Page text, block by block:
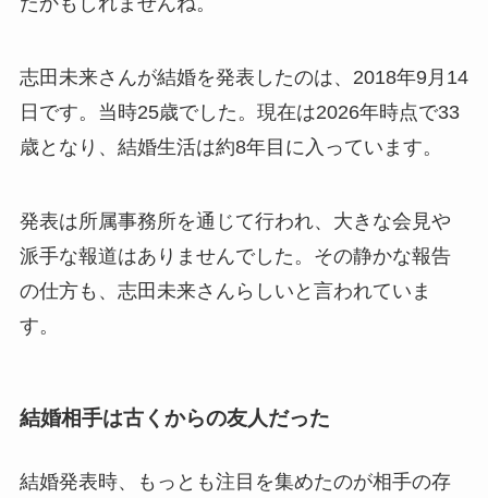
志田未来さんが結婚を発表したのは、2018年9月14
日です。当時25歳でした。現在は2026年時点で33
歳となり、結婚生活は約8年目に入っています。
発表は所属事務所を通じて行われ、大きな会見や
派手な報道はありませんでした。その静かな報告
の仕方も、志田未来さんらしいと言われていま
す。
結婚相手は古くからの友人だった
結婚発表時、もっとも注目を集めたのが相手の存